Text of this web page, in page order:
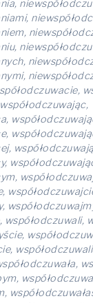
współodczuwali,